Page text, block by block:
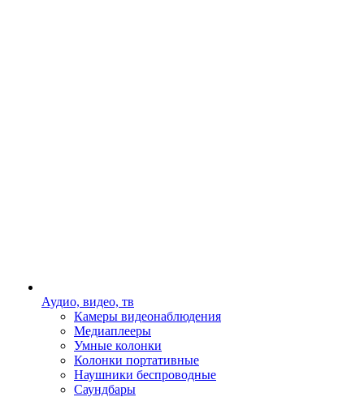
Аудио, видео, тв
Камеры видеонаблюдения
Медиаплееры
Умные колонки
Колонки портативные
Наушники беспроводные
Саундбары